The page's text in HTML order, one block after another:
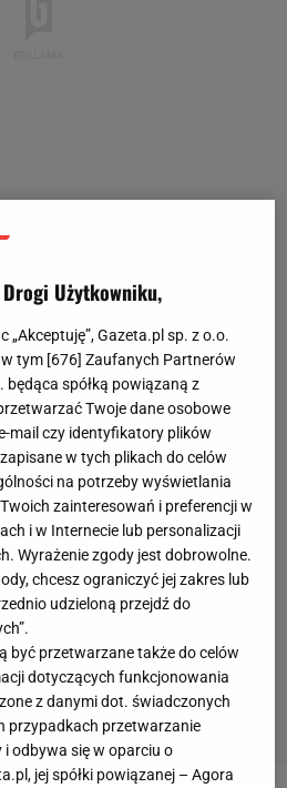
Użytkowniku,
„Akceptuję”, Gazeta.pl sp. z o.o.
tym [676] Zaufanych Partnerów
będąca spółką powiązaną z
Twoje dane osobowe
mail czy identyfikatory plików
w tych plikach do celów
na potrzeby wyświetlania
zainteresowań i preferencji w
i w Internecie lub personalizacji
Wyrażenie zgody jest dobrowolne.
chcesz ograniczyć jej zakres lub
udzieloną przejdź do
być przetwarzane także do celów
dotyczących funkcjonowania
z danymi dot. świadczonych
przypadkach przetwarzanie
odbywa się w oparciu o
jej spółki powiązanej – Agora